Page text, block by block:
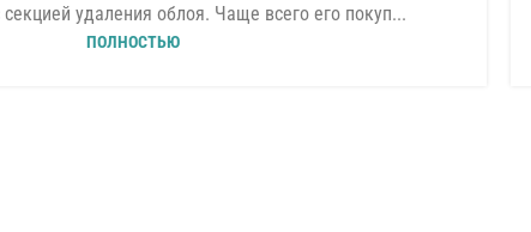
удаления облоя. Чаще всего его покуп...
ПОЛНОСТЬЮ